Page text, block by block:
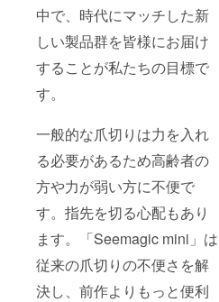
中で、時代にマッチした新
しい製品群を皆様にお届け
することが私たちの目標で
す。
一般的な爪切りは力を入れ
る必要があるため高齢者の
方や力が弱い方に不便で
す。指先を切る心配もあり
ます。「Seemagic mini」は
従来の爪切りの不便さを解
決し、前作よりもっと便利